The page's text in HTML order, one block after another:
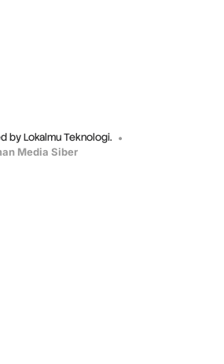
by Lokalmu Teknologi.
Media Siber